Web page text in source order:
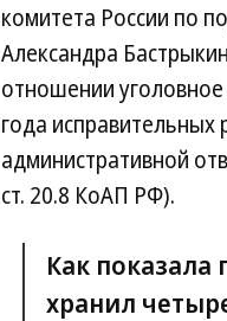
комитета России по
Александра
отношении
года исправительных
административной
ст. 20.8 КоАП РФ).
Как
хранил